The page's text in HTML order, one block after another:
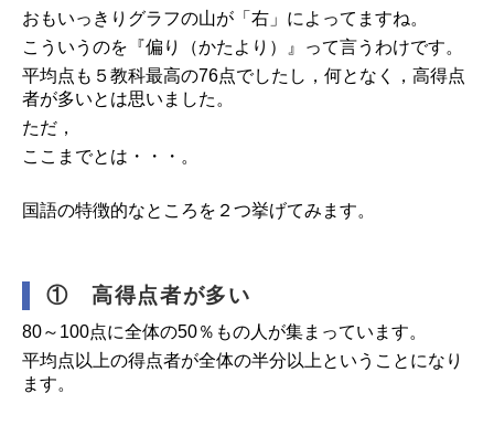
おもいっきりグラフの山が「右」によってますね。
こういうのを『偏り（かたより）』って言うわけです。
平均点も５教科最高の76点でしたし，何となく，高得点
者が多いとは思いました。
ただ，
ここまでとは・・・。
国語の特徴的なところを２つ挙げてみます。
① 高得点者が多い
80～100点に全体の50％もの人が集まっています。
平均点以上の得点者が全体の半分以上ということになり
ます。